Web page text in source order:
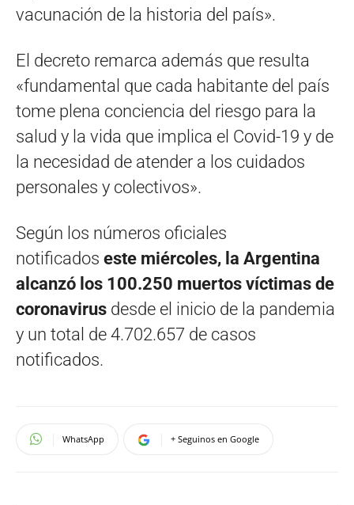
vacunación de la historia del país».
El decreto remarca además que resulta
«fundamental que cada habitante del país
tome plena conciencia del riesgo para la
salud y la vida que implica el Covid-19 y de
la necesidad de atender a los cuidados
personales y colectivos».
Según los números oficiales
notificados este miércoles, la Argentina
alcanzó los 100.250 muertos víctimas de
coronavirus desde el inicio de la pandemia
y un total de 4.702.657 de casos
notificados.
WhatsApp + Seguinos en Google